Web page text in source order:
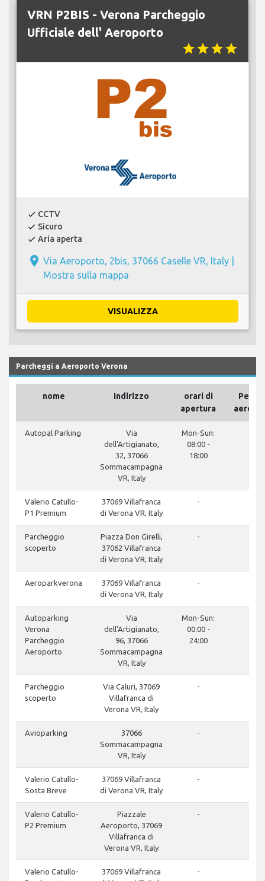
VRN P2BIS - Verona Parcheggio
Ufficiale dell' Aeroporto
starstarstarstar
check CCTV
check Sicuro
check Aria aperta
place Via Aeroporto, 2bis, 37066 Caselle VR, Italy |
Mostra sulla mappa
VISUALIZZA
Parcheggi a Aeroporto Verona
nome Indirizzo
orari di
apertura
Per
Autopal Parking
Via
dell'Artigianato,
32, 37066
Sommacampagna
VR, Italy
Mon-Sun:
08:00 -
18:00
Valerio Catullo-
P1 Premium
37069 Villafranca
di Verona VR, Italy
-
Parcheggio
scoperto
Piazza Don Girelli,
37062 Villafranca
di Verona VR, Italy
-
Aeroparkverona
37069 Villafranca
di Verona VR, Italy
-
Autoparking
Verona
Parcheggio
Aeroporto
Via
dell'Artigianato,
96, 37066
Sommacampagna
VR, Italy
Mon-Sun:
00:00 -
24:00
Parcheggio
scoperto
Via Caluri, 37069
Villafranca di
Verona VR, Italy
-
Avioparking
37066
Sommacampagna
VR, Italy
-
Valerio Catullo-
Sosta Breve
37069 Villafranca
di Verona VR, Italy
-
Valerio Catullo-
P2 Premium
Piazzale
Aeroporto, 37069
Villafranca di
Verona VR, Italy
-
Valerio Catullo-
37069 Villafranca
-